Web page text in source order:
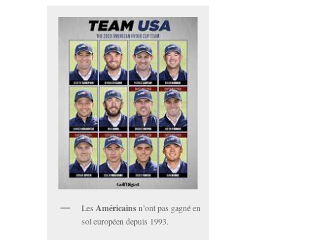
Les Américainsn’ont pas gagné en
sol européen depuis 1993.